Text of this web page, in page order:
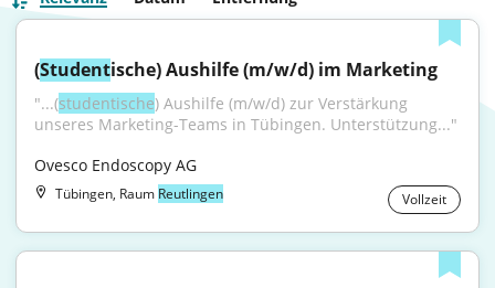
(Studentische) Aushilfe (m/w/d) im Marketing
"...(studentische) Aushilfe (m/w/d) zur Verstärkung
unseres Marketing-Teams in Tübingen. Unterstützung..."
Ovesco Endoscopy AG
Tübingen, Raum Reutlingen Vollzeit